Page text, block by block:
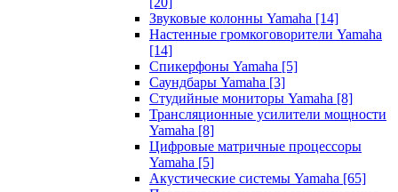
Звуковые колонны Yamaha [14]
Настенные громкоговорители Yamaha
[14]
Спикерфоны Yamaha [5]
Саундбары Yamaha [3]
Студийные мониторы Yamaha [8]
Трансляционные усилители мощности
Yamaha [8]
Цифровые матричные процессоры
Yamaha [5]
Акустические системы Yamaha [65]